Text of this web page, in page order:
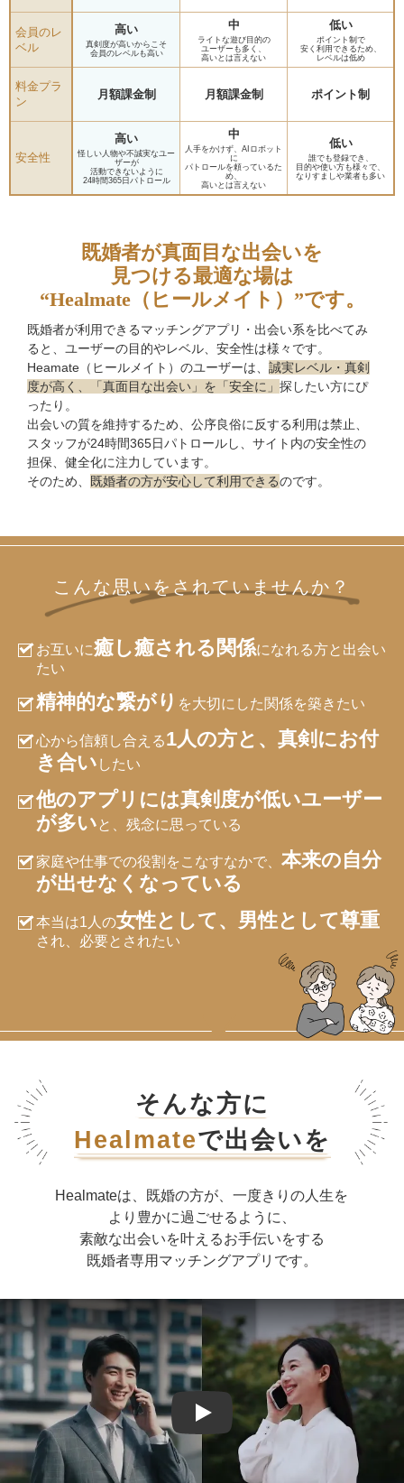
会員のレ
ベル
高い
真剣度が高いからこそ
会員のレベルも高い
中
ライトな遊び目的の
ユーザーも多く、
高いとは言えない
低い
ポイント制で
安く利用できるため、
レベルは低め
料金プラ
ン
月額課金制 月額課金制 ポイント制
安全性
高い
怪しい人物や不誠実なユー
ザーが
活動できないように
24時間365日パトロール
中
人手をかけず、AIロボット
に
パトロールを頼っているた
め、
高いとは言えない
低い
誰でも登録でき、
目的や使い方も様々で、
なりすましや業者も多い
既婚者が真面目な出会いを
見つける最適な場は
“Healmate（ヒールメイト）”です。
既婚者が利用できるマッチングアプリ・出会い系を比べてみ
ると、 ユーザーの目的やレベル、安全性は様々です。
Heamate（ヒールメイト）のユーザーは、 誠実レベル・真剣
度が高く、
「真面目な出会い」を「安全に」 探したい方にぴ
ったり。
出会いの質を維持するため、公序良俗に反する利用は禁止、
スタッフが24時間365日パトロールし、 サイト内の安全性の
担保、健全化に注力しています。
そのため、 既婚者の方が安心して利用できるのです。
こんな思いをされていませんか？
お互いに癒し癒される関係になれる方と出会い
たい
精神的な繋がり を大切にした関係を築きたい
心から信頼し合える1人の方と、真剣にお付
き合い したい
他のアプリには真剣度が低いユーザー
が多い と、残念に思っている
家庭や仕事での役割をこなすなかで、 本来の自分
が出せなくなっている
本当は1人の女性として、男性として尊重
され、必要とされたい
そんな方に
Healmateで出会いを
Healmateは、既婚の方が、一度きりの人生を
より豊かに過ごせるように、
素敵な出会いを叶えるお手伝いをする
既婚者専用マッチングアプリです。
「既婚者」の存在意義|Healmate[ヒー